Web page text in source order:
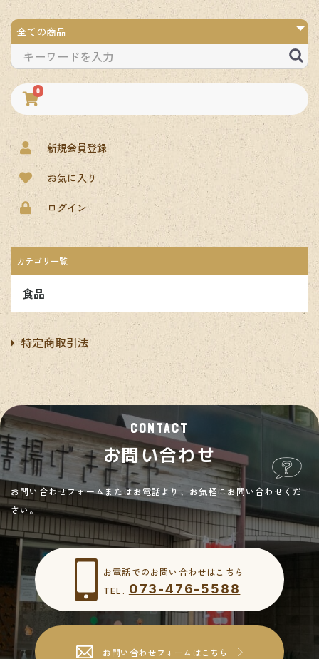
0
新規会員登録
お気に入り
ログイン
カテゴリ一覧
食品
特定商取引法
CONTACT
お問い合わせ
お問い合わせフォームまたはお電話より、お気軽にお問い合わせくだ
さい。
お電話でのお問い合わせはこちら
TEL. 073-476-5588
お問い合わせフォームはこちら